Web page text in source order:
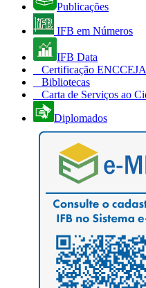
Publicações
IFB em Números
IFB Data
Certificação ENCCEJA
Bibliotecas
Carta de Serviços ao
Diplomados